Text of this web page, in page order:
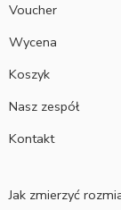
Voucher
Wycena
Koszyk
Nasz zespół
Kontakt
Jak zmierzyć